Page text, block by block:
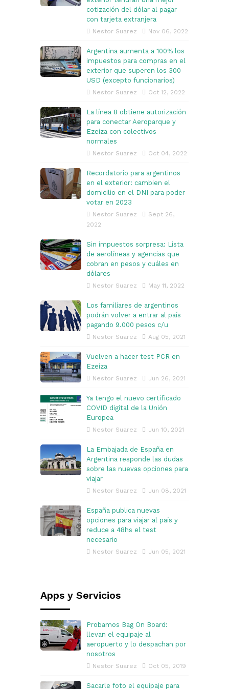
cotización del dólar al pagar
con tarjeta extranjera
Nestor Suarez Nov 06, 2022
Argentina aumenta a 100% los
impuestos para compras en el
exterior que superen los 300
USD (excepto funcionarios)
Nestor Suarez Oct 12, 2022
La línea 8 obtiene autorización
para conectar Aeroparque y
Ezeiza con colectivos
normales
Nestor Suarez Oct 04, 2022
Recordatorio para argentinos
en el exterior: cambien el
domicilio en el DNI para poder
votar en 2023
Nestor Suarez
Sept 26,
2022
Sin impuestos sorpresa: Lista
de aerolíneas y agencias que
cobran en pesos y cuáles en
dólares
Nestor Suarez May 11, 2022
Los familiares de argentinos
podrán volver a entrar al país
pagando 9.000 pesos c/u
Nestor Suarez Aug 05, 2021
Vuelven a hacer test PCR en
Ezeiza
Nestor Suarez Jun 26, 2021
Ya tengo el nuevo certificado
COVID digital de la Unión
Europea
Nestor Suarez Jun 10, 2021
La Embajada de España en
Argentina responde las dudas
sobre las nuevas opciones para
viajar
Nestor Suarez Jun 08, 2021
España publica nuevas
opciones para viajar al país y
reduce a 48hs el test
necesario
Nestor Suarez Jun 05, 2021
Apps y Servicios
Probamos Bag On Board:
llevan el equipaje al
aeropuerto y lo despachan por
nosotros
Nestor Suarez Oct 05, 2019
Sacarle foto el equipaje para